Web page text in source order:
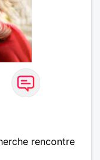
rencontre